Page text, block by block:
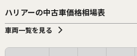
ハリアーの中古車価格相場表
車両一覧を見る